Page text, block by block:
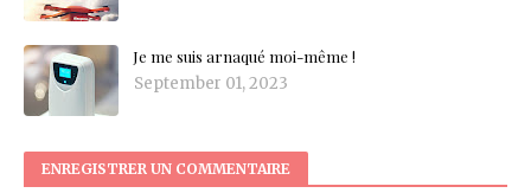
Je me suis arnaqué moi-même !
September 01, 2023
ENREGISTRER UN COMMENTAIRE